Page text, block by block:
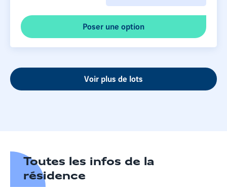
Poser une option
Voir plus de lots
Toutes les infos de la
résidence